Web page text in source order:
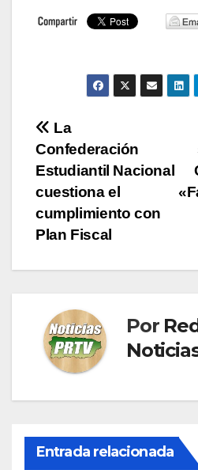
Navegación
de
entradas
La
Confederación
Estudiantil Nacional
cuestiona el
cumplimiento con
Plan Fiscal
Por
Entrada relacionada